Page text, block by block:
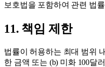
보호법을 포함하여 관련 법
11. 책임 제한
법률이 허용하는 최대 범위
한 금액 또는 (b) 미화 100달